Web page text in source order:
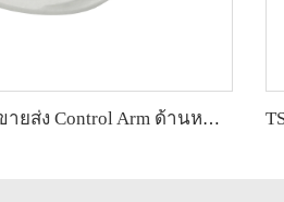
TSBJ ผู้ผลิตคุณภาพสูงขายส่ง Control Arm ด้านหน้าล่างสำหรับ Mercedes C series W204 OE 2043306711 2043303111